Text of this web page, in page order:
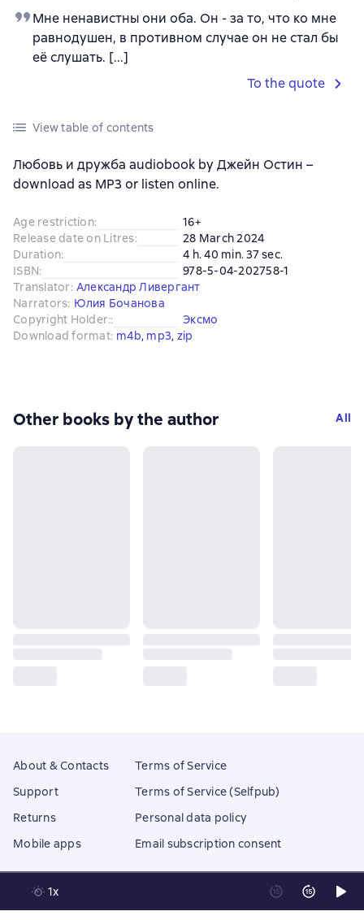
Мне ненавистны они оба. Он - за то, что ко мне
равнодушен, в противном случае он не стал бы
её слушать. [...]
To the quote
View table of contents
Любовь и дружба audiobook by Джейн Остин –
download as MP3 or listen online.
Age restriction:
16+
Release date on Litres:
28 March 2024
Duration:
4 h. 40 min. 37 sec.
ISBN:
978-5-04-202758-1
Translator: Александр Ливергант
Narrators: Юлия Бочанова
Copyright Holder::
Эксмо
Download format: m4b, mp3, zip
Other books by the author All
1x
About & Contacts
Support
Returns
Mobile apps
Terms of Service
Terms of Service (Selfpub)
Personal data policy
Email subscription consent
18 Mallow street co. Limerick, Ireland